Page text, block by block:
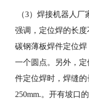
（3）焊接机器人厂
强调，定位焊的长
碳钢薄板焊件定位
一个圆点。另外，
件定位焊时，焊缝
250mm.。开有坡口